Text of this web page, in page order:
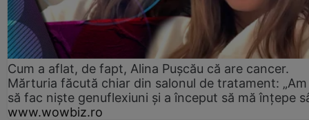
Cum a aflat, de fapt, Alina Pușcău că are cancer.
Mărturia făcută chiar din salonul de tratament:
să fac niște genuflexiuni și a început să mă înțepe
www.wowbiz.ro